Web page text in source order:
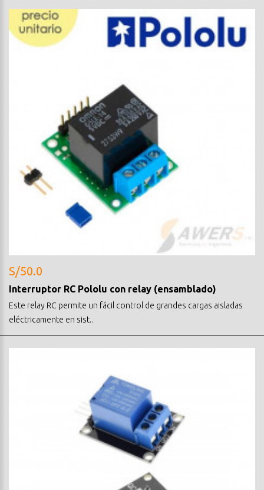
S/50.0
Interruptor RC Pololu con relay (ensamblado)
Este relay RC permite un fácil control de grandes cargas aisladas
eléctricamente en sist..